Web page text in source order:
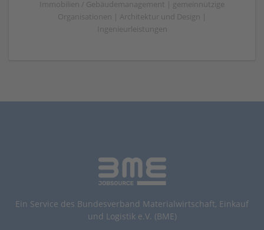
Immobilien / Gebäudemanagement | gemeinnützige
Organisationen | Architektur und Design |
Ingenieurleistungen
Ein Service des Bundesverband Materialwirtschaft, Einkauf
und Logistik e.V. (BME)